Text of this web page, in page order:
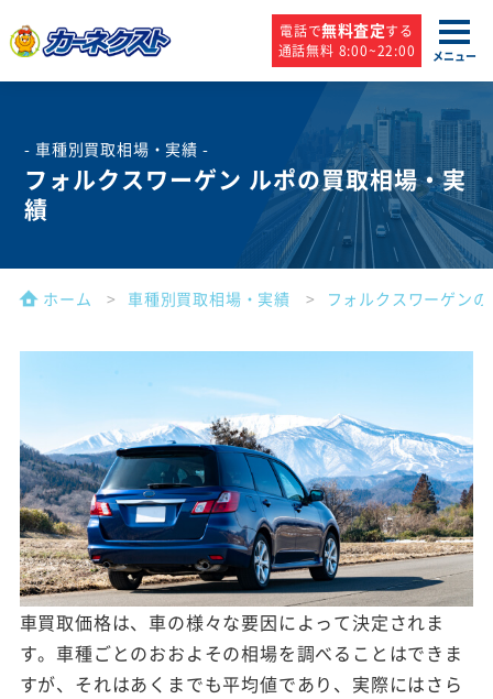
電話で無料査定する
通話無料 8:00~22:00
メニュー
- 車種別買取相場・実績 -
フォルクスワーゲン ルポの買取相場・実
績
ホーム 車種別買取相場・実績 フォルクスワーゲン
車買取価格は、車の様々な要因によって決定されま
す。車種ごとのおおよその相場を調べることはできま
すが、それはあくまでも平均値であり、実際にはさら